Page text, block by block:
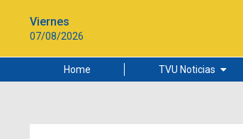
Viernes
07/08/2026
Home TVU Noticias
Ciudad